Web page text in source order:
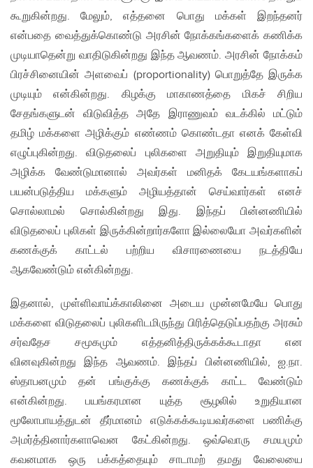
கூறுகின்றது. மேலும், எத்தனை பொது மக்கள் இறந்தனர்
என்பதை வைத்துக்கொண்டு அரசின் நோக்கங்களைக் கணிக்க
முடியாதென்று வாதிடுகின்றது இந்த ஆவணம். அரசின் நோக்கம்
பிரச்சினையின் அளவைப் (proportionality) பொறுத்தே இருக்க
முடியும் என்கின்றது. கிழக்கு மாகாணத்தை மிகச் சிறிய
சேதங்களுடன் விடுவித்த அதே இராணுவம் வடக்கில் மட்டும்
தமிழ் மக்களை அழிக்கும் எண்ணம் கொண்டதா எனக் கேள்வி
எழுப்புகின்றது. விடுதலைப் புலிகளை அறுதியும் இறுதியுமாக
அழிக்க வேண்டுமானால் அவர்கள் மனிதக் கேடயங்களாகப்
பயன்படுத்திய மக்களும் அழியத்தான் செய்வார்கள் எனச்
சொல்லாமல் சொல்கின்றது இது. இந்தப் பின்னணியில்
விடுதலைப் புலிகள் இருக்கின்றார்களோ இல்லையோ அவர்களின்
கணக்குக் காட்டல் பற்றிய விசாரணையை நடத்தியே
ஆகவேண்டும் என்கின்றது.
இதனால், முள்ளிவாய்க்காலினை அடைய முன்னமேயே பொது
மக்களை விடுதலைப் புலிகளிடமிருந்து பிரித்தெடுப்பதற்கு அரசும்
சர்வதேச சமூகமும் எத்தனித்திருக்கக்கூடாதா என
வினவுகின்றது இந்த ஆவணம். இந்தப் பின்னணியில், ஐ.நா.
ஸ்தாபனமும் தன் பங்குக்கு கணக்குக் காட்ட வேண்டும்
என்கின்றது. பயங்கரமான யுத்த சூழலில் உறுதியான
மூலோபாயத்துடன் தீர்மானம் எடுக்கக்கூடியவர்களை பணிக்கு
அமர்த்தினார்களாவென கேட்கின்றது. ஒவ்வொரு சமயமும்
கவனமாக ஒரு பக்கத்தையும் சாடாமற் தமது வேலையை